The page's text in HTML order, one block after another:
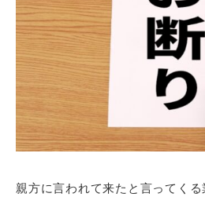
親方に言われて来たと言ってく